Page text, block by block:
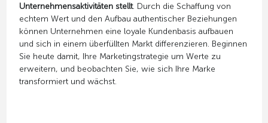
Unternehmensaktivitäten stellt. Durch die Schaffung von
echtem Wert und den Aufbau authentischer Beziehungen
können Unternehmen eine loyale Kundenbasis aufbauen
und sich in einem überfüllten Markt differenzieren. Beginnen
Sie heute damit, Ihre Marketingstrategie um Werte zu
erweitern, und beobachten Sie, wie sich Ihre Marke
transformiert und wächst.